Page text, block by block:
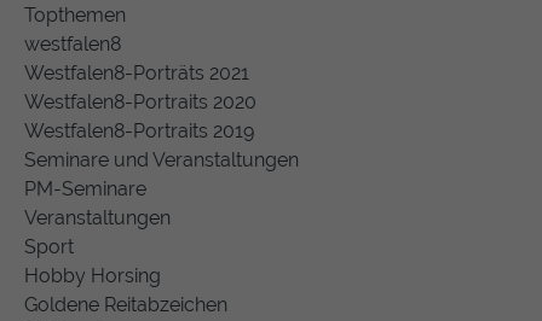
Topthemen
westfalen8
Westfalen8-Porträts 2021
Westfalen8-Portraits 2020
Westfalen8-Portraits 2019
Seminare und Veranstaltungen
PM-Seminare
Veranstaltungen
Sport
Hobby Horsing
Goldene Reitabzeichen